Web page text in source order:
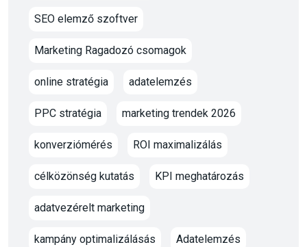
SEO elemző szoftver
Marketing Ragadozó csomagok
online stratégia adatelemzés
PPC stratégia marketing trendek 2026
konverziómérés ROI maximalizálás
célközönség kutatás KPI meghatározás
adatvezérelt marketing
kampány optimalizálásás Adatelemzés